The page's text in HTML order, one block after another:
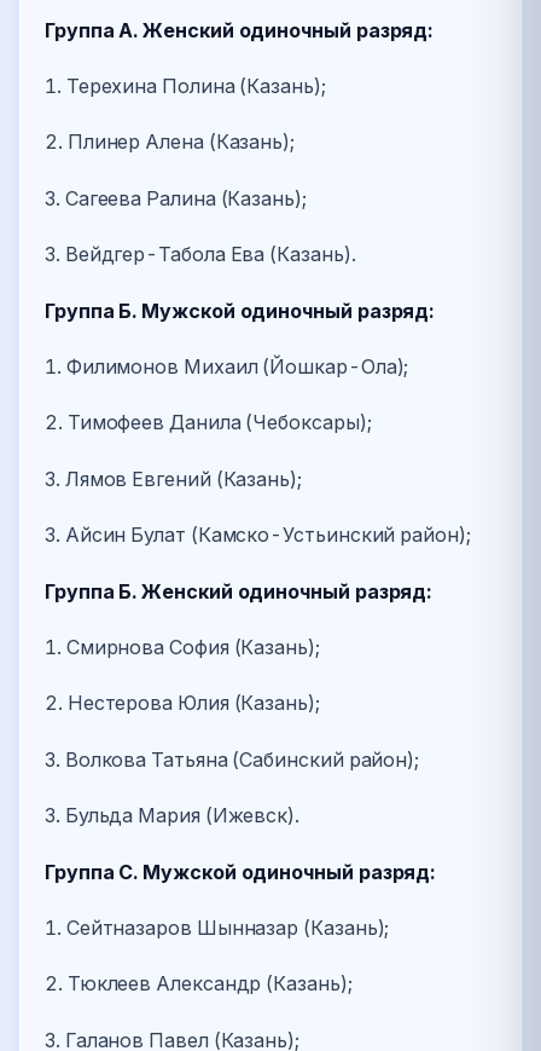
Группа А. Женский одиночный разряд:
1. Терехина Полина (Казань);
2. Плинер Алена (Казань);
3. Сагеева Ралина (Казань);
3. Вейдгер-Табола Ева (Казань).
Группа Б. Мужской одиночный разряд:
1. Филимонов Михаил (Йошкар-Ола);
2. Тимофеев Данила (Чебоксары);
3. Лямов Евгений (Казань);
3. Айсин Булат (Камско-Устьинский район);
Группа Б. Женский одиночный разряд:
1. Смирнова София (Казань);
2. Нестерова Юлия (Казань);
3. Волкова Татьяна (Сабинский район);
3. Бульда Мария (Ижевск).
Группа С. Мужской одиночный разряд:
1. Сейтназаров Шынназар (Казань);
2. Тюклеев Александр (Казань);
3. Галанов Павел (Казань);